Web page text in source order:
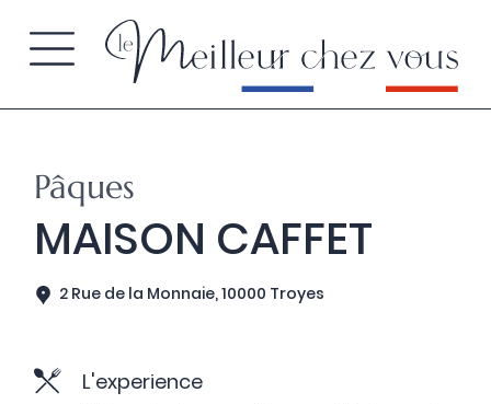
Pâques
MAISON CAFFET
2 Rue de la Monnaie, 10000 Troyes
L'experience